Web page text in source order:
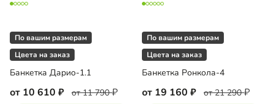
По вашим размерам
Цвета на заказ
Банкетка Дарио-1.1
от 10 610 от 11 790
По вашим размерам
Цвета на заказ
Банкетка Ронкола-4
от 19 160 от 21 290